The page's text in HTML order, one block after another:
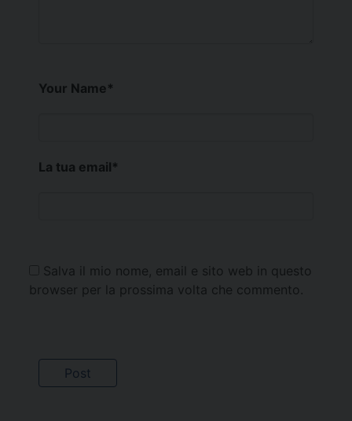
Your Name*
La tua email*
Salva il mio nome, email e sito web in questo
browser per la prossima volta che commento.